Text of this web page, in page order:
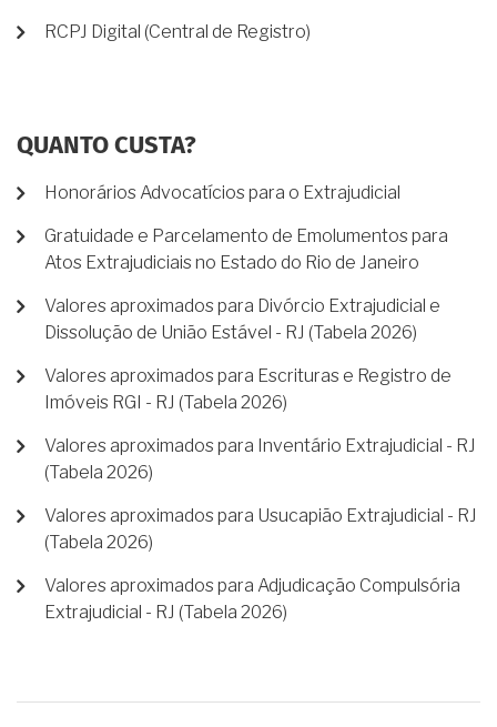
RCPJ Digital (Central de Registro)
QUANTO CUSTA?
Honorários Advocatícios para o Extrajudicial
Gratuidade e Parcelamento de Emolumentos para
Atos Extrajudiciais no Estado do Rio de Janeiro
Valores aproximados para Divórcio Extrajudicial e
Dissolução de União Estável - RJ (Tabela 2026)
Valores aproximados para Escrituras e Registro de
Imóveis RGI - RJ (Tabela 2026)
Valores aproximados para Inventário Extrajudicial - RJ
(Tabela 2026)
Valores aproximados para Usucapião Extrajudicial - RJ
(Tabela 2026)
Valores aproximados para Adjudicação Compulsória
Extrajudicial - RJ (Tabela 2026)